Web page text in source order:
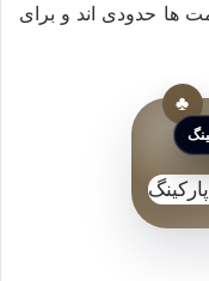
داد؛ قیمت ها حدودی اند و برای